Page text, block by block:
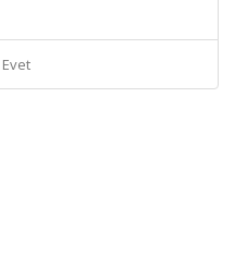
Evet